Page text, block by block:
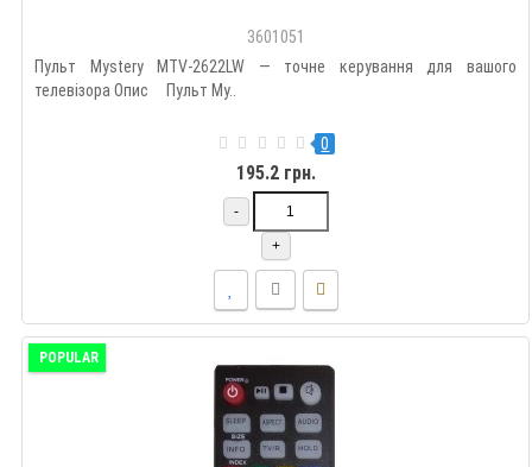
3601051
Пульт Mystery MTV-2622LW — точне керування для вашого
телевізора Опис Пульт My..
0
195.2 грн.
-
+
POPULAR